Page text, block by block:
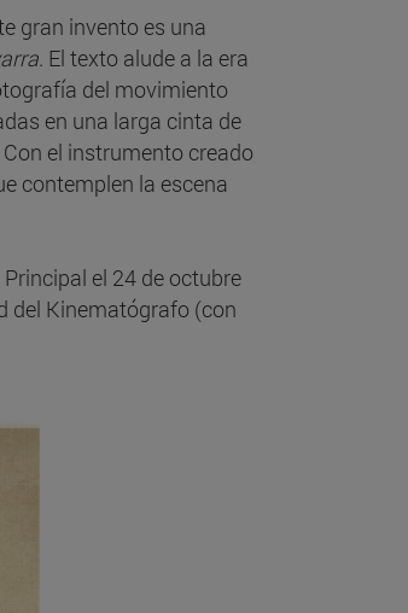
gran invento es una
. El texto alude a la era
del movimiento
en una larga cinta de
el instrumento creado
contemplen la escena
el 24 de octubre
del Kinematógrafo (con